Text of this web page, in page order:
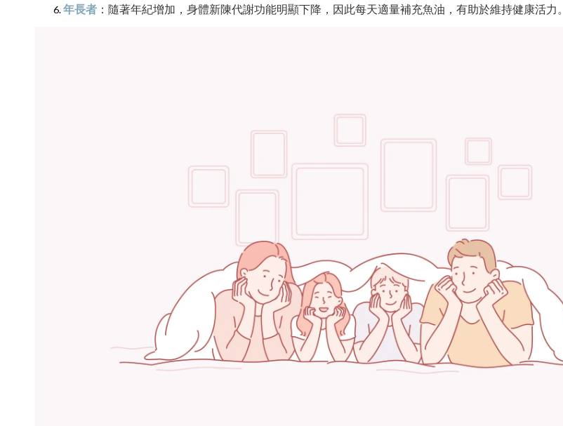
年長者 ：隨著年紀增加，身體新陳代謝功能明顯下降，因此每天適量補充魚油，有助於維持健康活力。